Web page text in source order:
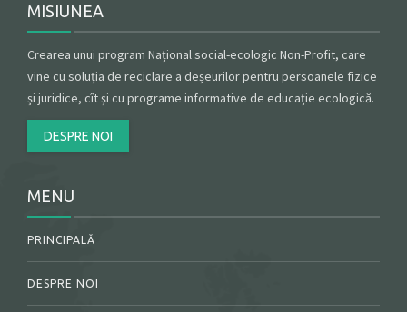
MISIUNEA
Crearea unui program Național social-ecologic Non-Profit, care
vine cu soluția de reciclare a deșeurilor pentru persoanele fizice
și juridice, cît și cu programe informative de educație ecologică.
DESPRE NOI
MENU
PRINCIPALĂ
DESPRE NOI